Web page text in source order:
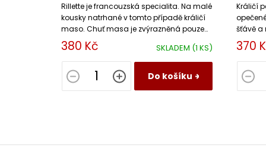
SKLADEM (1 KS)
380 Kč
Do košíku
Rillette je francouzská specialita. Na malé
kousky natrhané v tomto případě králičí
maso. Chuť masa je zvýrazněná pouze
výpekem z vepřového masa, solí a
pepřem.
370
Králičí
šťávě a
chuť
Z